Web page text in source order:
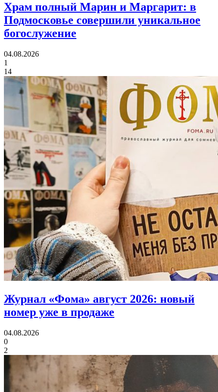
Храм полный Марин и Маргарит: в
Подмосковье совершили уникальное
богослужение
04.08.2026
1
14
Журнал «Фома» август 2026: новый
номер уже в продаже
04.08.2026
0
2